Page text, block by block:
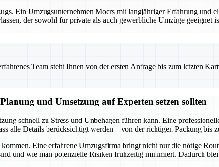
Ein Umzugsunternehmen Moers mit langjähriger Erfahrung und
der sowohl für private als auch gewerbliche Umzüge
Team steht Ihnen von der ersten Anfrage bis zum letzten
und Umsetzung auf Experten setzen sollten
schnell zu Stress und Unbehagen führen kann. Eine
alle Details berücksichtigt werden – von der richtigen Packung bis
Eine erfahrene Umzugsfirma bringt nicht nur die nötige
und wie man potenzielle Risiken frühzeitig minimiert. Dadurch